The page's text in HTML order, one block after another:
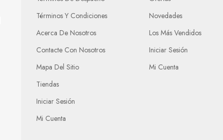
Términos Y Condiciones
Acerca De Nosotros
Contacte Con Nosotros
Mapa Del Sitio
Tiendas
Iniciar Sesión
Mi Cuenta
Novedades
Los Más Vendidos
Iniciar Sesión
Mi Cuenta